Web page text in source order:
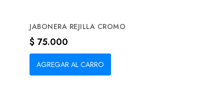
JABONERA REJILLA CROMO
Precio
$ 75.000
AGREGAR AL CARRO